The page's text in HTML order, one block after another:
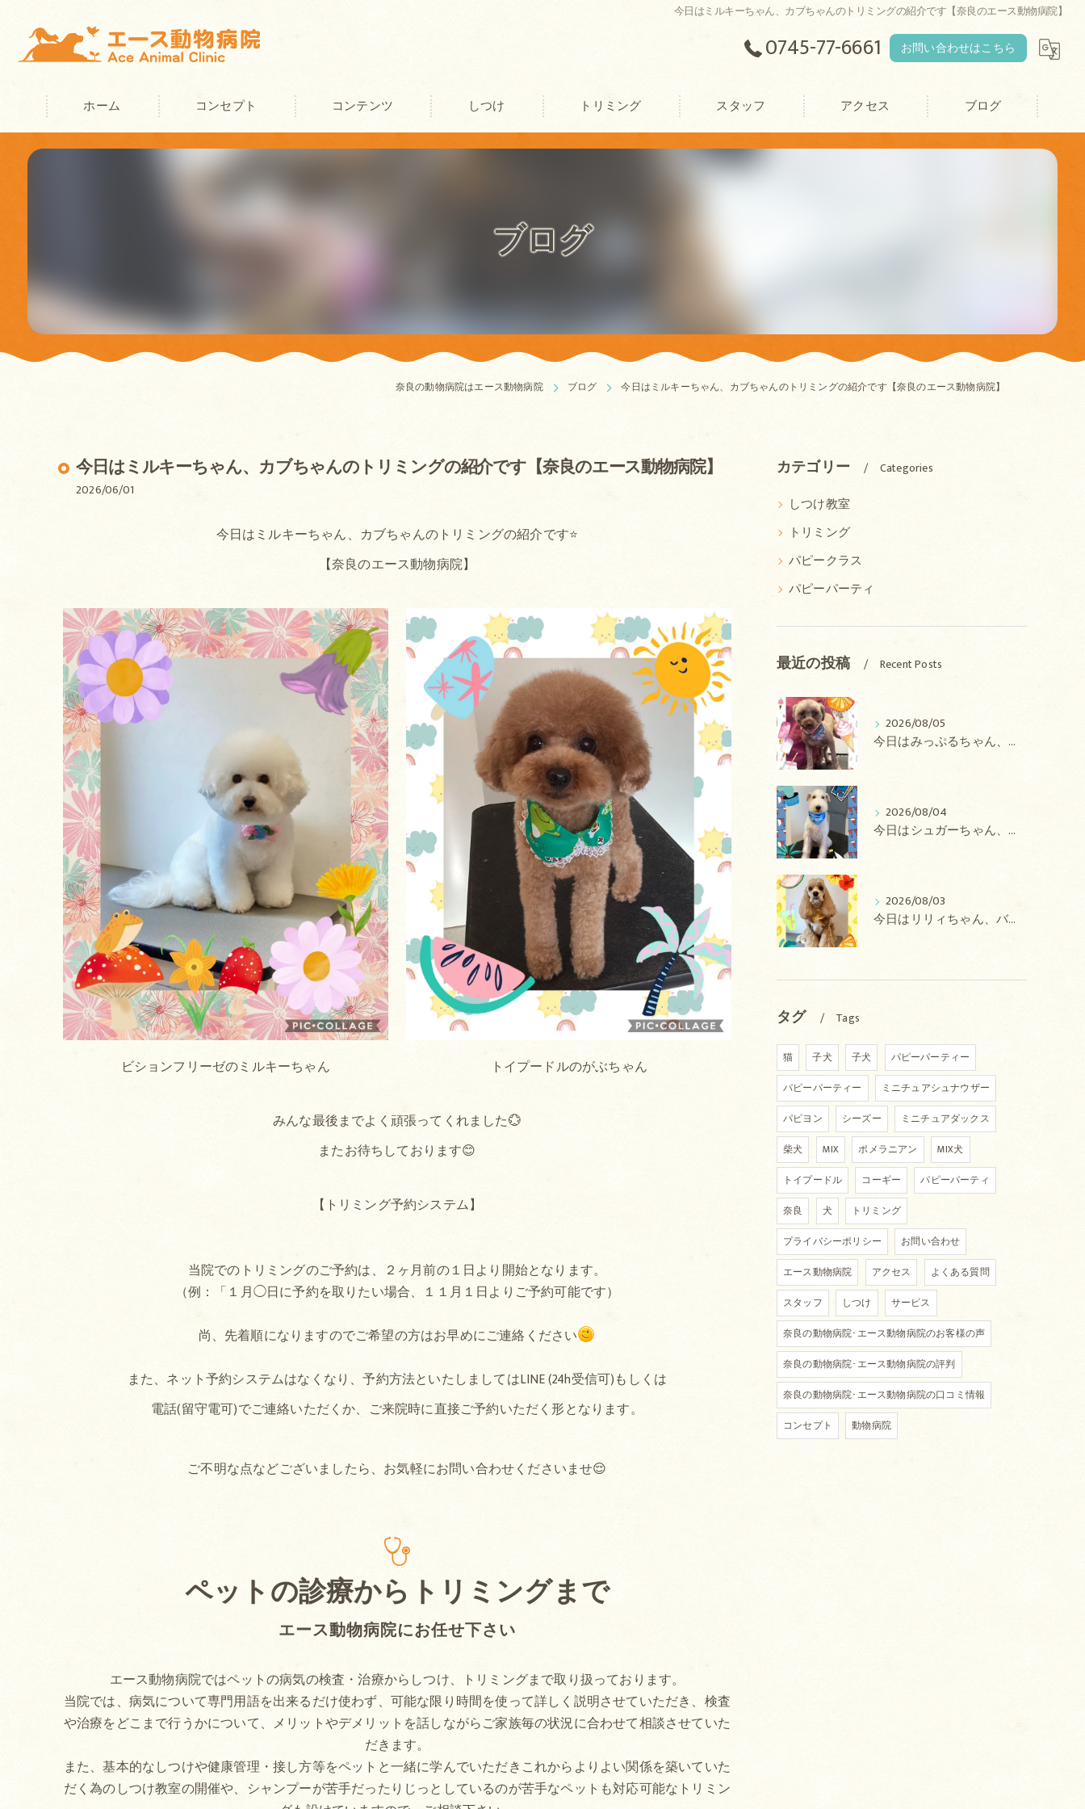
今日はミルキーちゃん、カブちゃんのトリミングの紹介です【奈良のエース動物病院】
0745-77-6661 お問い合わせはこちら
ホーム コンセプト
奈良の動物病院･エース動物病院の口コミ情報
奈良の動物病院･エース動物病院の評判
奈良の動物病院･エース動物病院のお客様の声
コンテンツ しつけ トリミング スタッフ アクセス ブログ
ブログ
奈良の動物病院はエース動物病院 ブログ 今日はミルキーちゃん、カブちゃんのトリミングの紹介です【奈良のエース動物病院】
今日はミルキーちゃん、カブちゃんのトリミングの紹介です【奈良のエース動物病院】
2026/06/01
今日はミルキーちゃん、カブちゃんのトリミングの紹介です⭐
【奈良のエース動物病院】
ビションフリーゼのミルキーちゃん トイプードルのがぶちゃん
みんな最後までよく頑張ってくれました💮
またお待ちしております😊
【トリミング予約システム】
当院でのトリミングのご予約は、２ヶ月前の１日より開始となります。
（例：「１月◯日に予約を取りたい場合、１１月１日よりご予約可能です）
尚、先着順になりますのでご希望の方はお早めにご連絡ください
また、ネット予約システムはなくなり、予約方法といたしましてはLINE (24h受信可)もしくは
電話(留守電可)でご連絡いただくか、ご来院時に直接ご予約いただく形となります。
ご不明な点などございましたら、お気軽にお問い合わせくださいませ😌
エース動物病院にお任せ下さい
ペットの診療からトリミングまで
エース動物病院ではペットの病気の検査・治療からしつけ、トリミングまで取り扱っております。
当院では、病気について専門用語を出来るだけ使わず、可能な限り時間を使って詳しく説明させていただき、検査
や治療をどこまで行うかについて、メリットやデメリットを話しながらご家族毎の状況に合わせて相談させていた
だきます。
また、基本的なしつけや健康管理・接し方等をペットと一緒に学んでいただきこれからよりよい関係を築いていた
だく為のしつけ教室の開催や、シャンプーが苦手だったりじっとしているのが苦手なペットも対応可能なトリミン
カテゴリー Categories
しつけ教室
トリミング
パピークラス
パピーパーティ
最近の投稿 Recent Posts
2026/08/05
今日はみっぷるちゃん、アトムちゃん、こたろうちゃん、ルルちゃん、アンジュちゃん、がぶちゃんのトリミングの紹介です【奈良のエース動物病院】
2026/08/04
今日はシュガーちゃん、あずきちゃん、ミルキーちゃん、コロンちゃん、ココちゃんのトリミングの紹介です【奈良のエース動物病院】
2026/08/03
今日はリリィちゃん、バディちゃん、プティちゃん、ナッツちゃん、レンちゃんのトリミングの紹介です【奈良のエース動物病院】
タグ Tags
猫 子犬 子犬
パピーパーティー
パピーパーティー
ミニチュアシュナウザー
パピヨン
シーズー
ミニチュアダックス
柴犬
MIX ポメラニアン
MIX犬
トイプードル
コーギー
パピーパーティ
奈良
犬
トリミング
プライバシーポリシー
お問い合わせ
エース動物病院
アクセス
よくある質問
スタッフ
しつけ
サービス
奈良の動物病院･エース動物病院のお客様の声
奈良の動物病院･エース動物病院の評判
奈良の動物病院･エース動物病院の口コミ情報
コンセプト
動物病院